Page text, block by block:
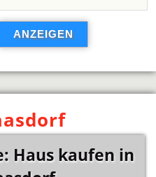
Haus kaufen in